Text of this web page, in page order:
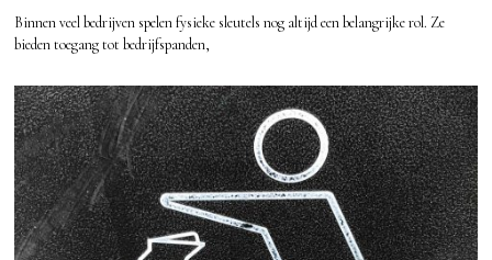
Binnen veel bedrijven spelen fysieke sleutels nog altijd een belangrijke rol. Ze
bieden toegang tot bedrijfspanden,